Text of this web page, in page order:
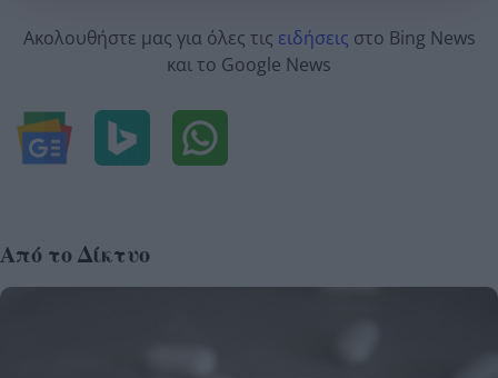
Ακολουθήστε μας για όλες τις ειδήσεις στο Bing News
και το Google News
Από το Δίκτυο